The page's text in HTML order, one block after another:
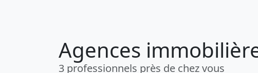
Agences
3 professionnels près de chez vous